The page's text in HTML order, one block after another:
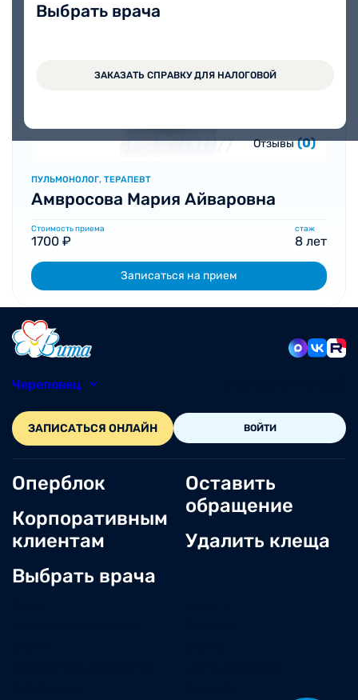
Выбрать врача
ЗАКАЗАТЬ СПРАВКУ ДЛЯ НАЛОГОВОЙ
Отзывы (0)
ПУЛЬМОНОЛОГ, ТЕРАПЕВТ
Амвросова Мария Айваровна
Стоимость приема
1700 ₽
стаж
8 лет
Записаться на прием
Череповец
ЗАПИСАТЬСЯ ОНЛАЙН ВОЙТИ
Оперблок
Корпоративным
клиентам
Выбрать врача
Оставить
обращение
Удалить клеща